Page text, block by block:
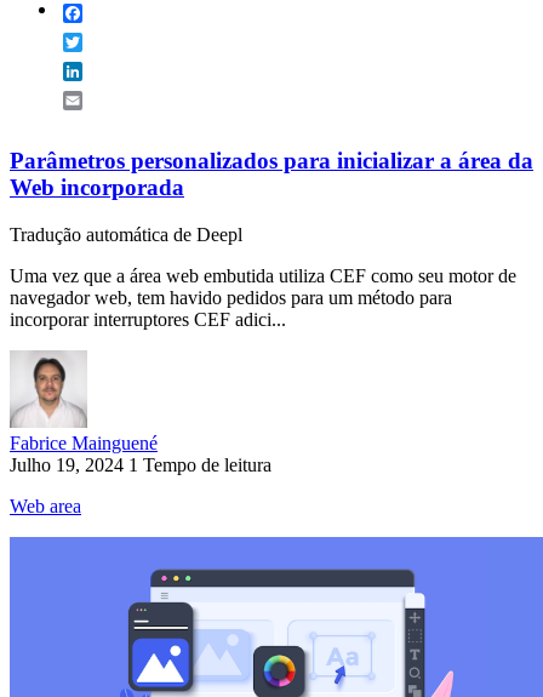
Parâmetros personalizados para inicializar a área da
Web incorporada
Tradução automática de Deepl
Uma vez que a área web embutida utiliza CEF como seu motor de
navegador web, tem havido pedidos para um método para
incorporar interruptores CEF adici...
Fabrice Mainguené
Julho 19, 2024 1 Tempo de leitura
Web area